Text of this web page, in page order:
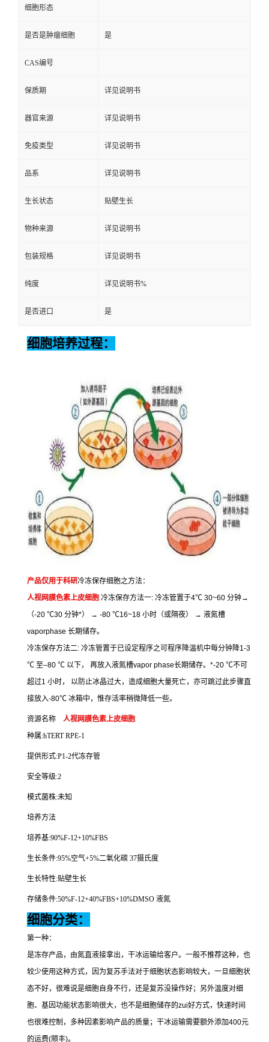
细胞形态
是否是肿瘤细胞 是
CAS编号
保质期 详见说明书
器官来源 详见说明书
免疫类型 详见说明书
品系 详见说明书
生长状态 贴壁生长
物种来源 详见说明书
包装规格 详见说明书
纯度 详见说明书%
是否进口 是
细胞培养过程：
产品仅用于科研冷冻保存细胞之方法：
人视网膜色素上皮细胞 冷冻保存方法一: 冷冻管置于4℃ 30~60 分钟→
（-20 ℃30 分钟*） → -80 ℃16~18 小时（或隔夜） → 液氮槽
vaporphase 长期储存。
冷冻保存方法二: 冷冻管置于已设定程序之可程序降温机中每分钟降1-3
℃ 至–80 ℃ 以下， 再放入液氮槽vapor phase长期储存。 *-20 ℃不可
超过1 小时，
以防止冰晶过大，造成细胞大量死亡，亦可跳过此步骤直
接放入-80℃ 冰箱中，惟存活率稍微降低一些。
资源名称 人视网膜色素上皮细胞
种属:hTERT RPE-1
提供形式:P1-2代冻存管
安全等级:2
模式菌株:未知
培养方法
培养基:90%F-12+10%FBS
生长条件:95%空气+5%二氧化碳 37摄氏度
生长特性:贴壁生长
存储条件:50%F-12+40%FBS+10%DMSO 液氮
细胞分类：
第一种：
是冻存产品，由氮直液接拿出，干冰运输给客户。一般不推荐这种，也
较少使用这种方式，因为复苏手法对于细胞状态影响较大，一旦细胞状
态不好，很难说是细胞自身不行，还是复苏没操作好；另外温度对细
胞、基因功能状态影响很大，也不是细胞储存的zui好方式，快递时间
也很难控制，多种因素影响产品的质量；干冰运输需要额外添加400元
的运费(顺丰)。